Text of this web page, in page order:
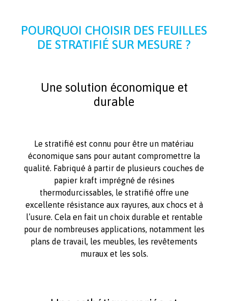
POURQUOI CHOISIR DES FEUILLES
DE STRATIFIÉ SUR MESURE ?
Une solution économique et
durable
Le stratifié est connu pour être un matériau
économique sans pour autant compromettre la
qualité. Fabriqué à partir de plusieurs couches de
papier kraft imprégné de résines
thermodurcissables, le stratifié offre une
excellente résistance aux rayures, aux chocs et à
l’usure. Cela en fait un choix durable et rentable
pour de nombreuses applications, notamment les
plans de travail, les meubles, les revêtements
muraux et les sols.